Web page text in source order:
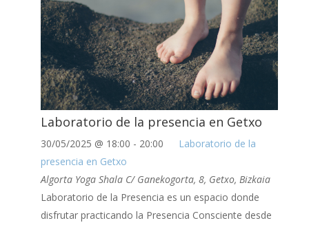
Laboratorio de la presencia en Getxo
30/05/2025 @ 18:00 - 20:00
Laboratorio de la
presencia en Getxo
Algorta Yoga Shala C/ Ganekogorta, 8, Getxo, Bizkaia
Laboratorio de la Presencia es un espacio donde
disfrutar practicando la Presencia Consciente desde